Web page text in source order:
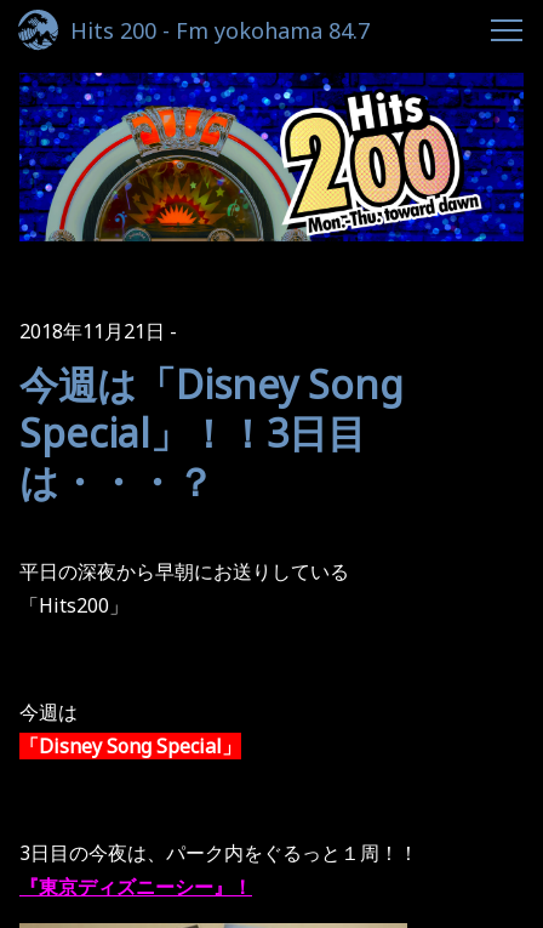
Hits 200 - Fm yokohama 84.7
2018年11月21日
今週は「Disney Song
Special」！！3日目
は・・・？
平日の深夜から早朝にお送りしている
「Hits200」
今週は
「Disney Song Special」
3日目の今夜は、パーク内をぐるっと１周！！
『東京ディズニーシー』！